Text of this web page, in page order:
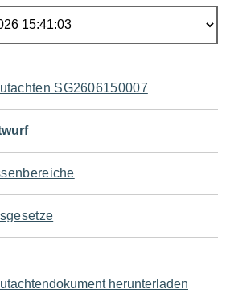
SG2606150007
herunterladen